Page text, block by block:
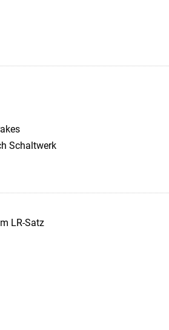
Schaltwerk
LR-Satz